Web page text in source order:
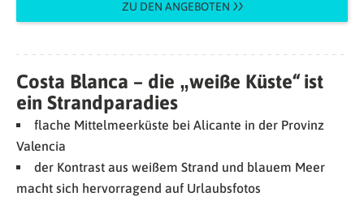
ZU DEN ANGEBOTEN
Costa Blanca – die „weiße Küste“ ist
ein Strandparadies
flache Mittelmeerküste bei Alicante in der Provinz
Valencia
der Kontrast aus weißem Strand und blauem Meer
macht sich hervorragend auf Urlaubsfotos